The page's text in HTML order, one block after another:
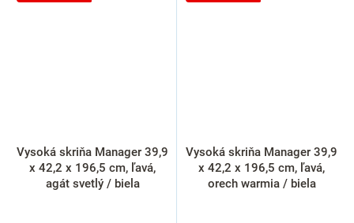
Vysoká skriňa Manager 39,9
x 42,2 x 196,5 cm, ľavá,
agát svetlý / biela
Vysoká skriňa Manager 39,9
x 42,2 x 196,5 cm, ľavá,
orech warmia / biela